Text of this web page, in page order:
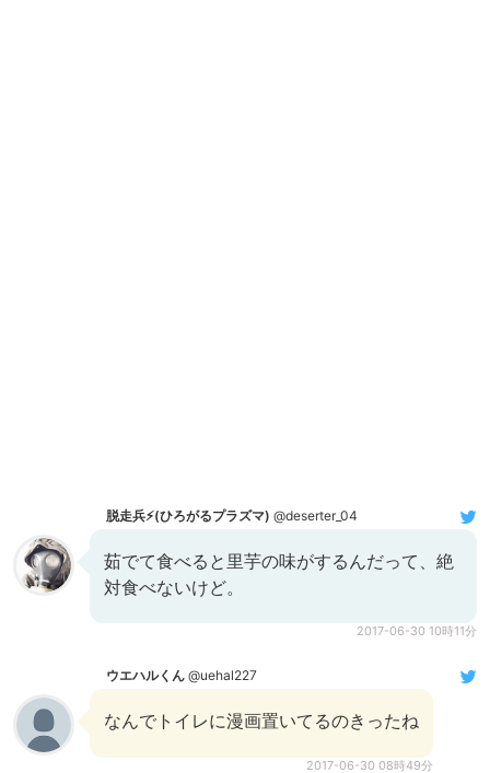
脱走兵⚡️(ひろがるプラズマ) @deserter_04
茹でて食べると里芋の味がするんだって、絶
対食べないけど。
2017-06-30 10時11分
ウエハルくん @uehal227
なんでトイレに漫画置いてるのきったね
2017-06-30 08時49分